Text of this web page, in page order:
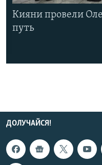
Кияни провели
путь
ДОЛУЧАЙСЯ!